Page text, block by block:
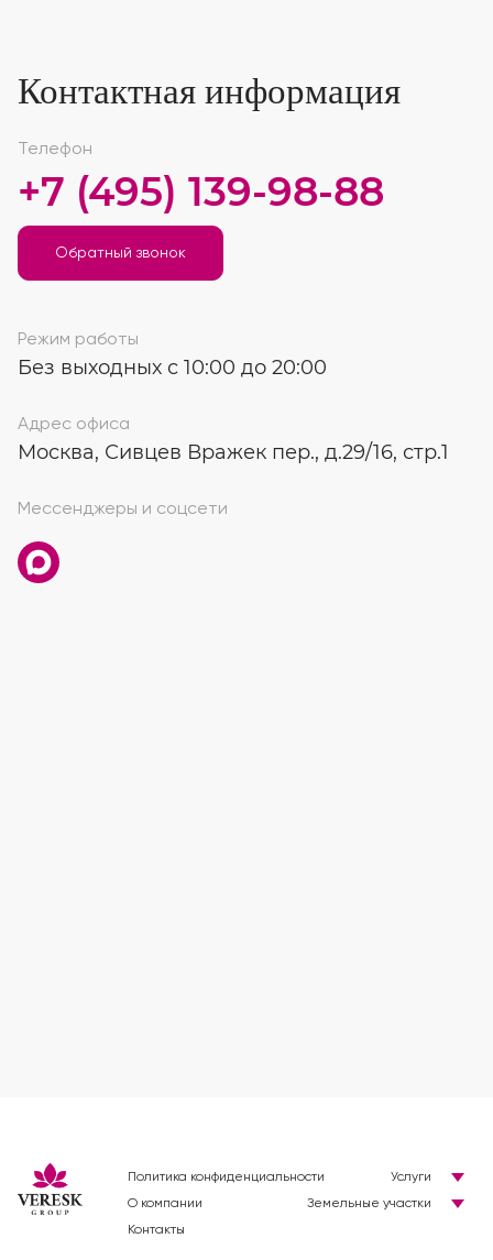
Контактная информация
Телефон
+7 (495) 139-98-88
Обратный звонок
Режим работы
Без выходных с 10:00 до 20:00
Адрес офиса
Москва, Сивцев Вражек пер., д.29/16, стр.1
Мессенджеры и соцсети
Услуги
Земельные участки
О компании
Контакты
Политика конфиденциальности